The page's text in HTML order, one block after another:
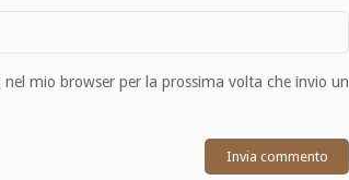
mio browser per la prossima volta che invio un